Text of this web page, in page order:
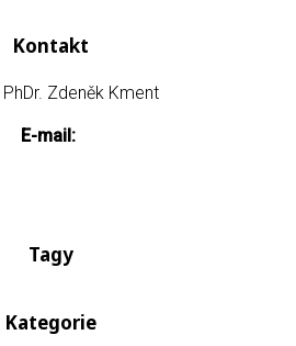
Kontakt
PhDr. Zdeněk Kment
E-mail:
Tagy
Kategorie